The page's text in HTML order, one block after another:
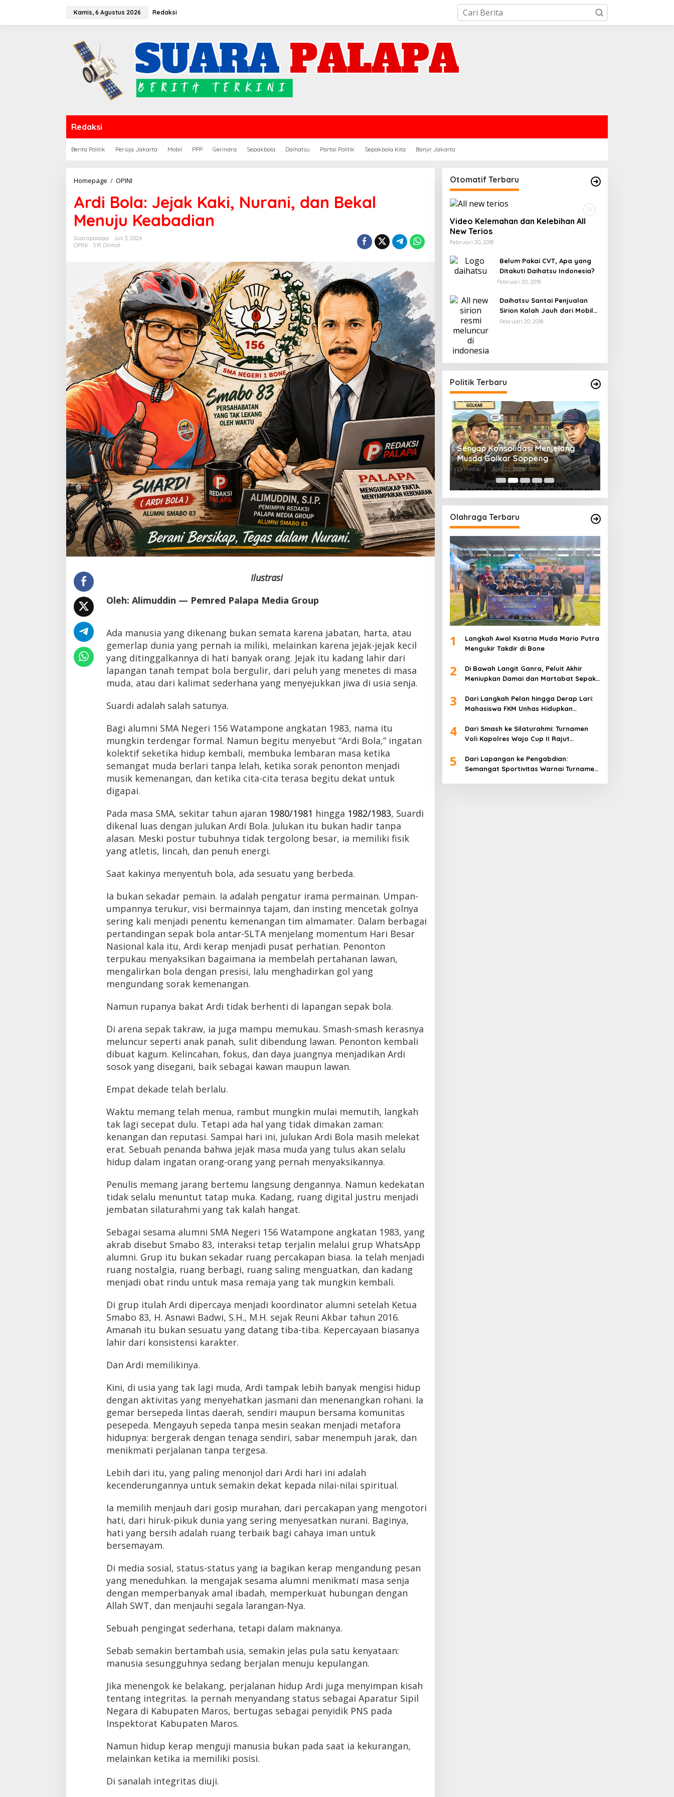
konten
Kamis, 6 Agustus 2026 Redaksi
Redaksi
Berita Politik Persija Jakarta Mobil PPP Gerindra Sepakbola Daihatsu Partai Politik Sepakbola Kita Banjir Jakarta
Homepage / OPINI
Jejak
Kaki,
Nurani,
Bekal
Ardi Bola: Jejak Kaki, Nurani, dan Bekal
Menuju Keabadian
Suarapalapa
Juli 3, 2026
OPINI
591 Dilihat
Ilustrasi
Oleh: Alimuddin — Pemred Palapa Media Group
Ada manusia yang dikenang bukan semata karena jabatan, harta, atau
gemerlap dunia yang pernah ia miliki, melainkan karena jejak-jejak kecil
yang ditinggalkannya di hati banyak orang. Jejak itu kadang lahir dari
lapangan tanah tempat bola bergulir, dari peluh yang menetes di masa
muda, atau dari kalimat sederhana yang menyejukkan jiwa di usia senja.
Suardi adalah salah satunya.
Bagi alumni SMA Negeri 156 Watampone angkatan 1983, nama itu
mungkin terdengar formal. Namun begitu menyebut “Ardi Bola,” ingatan
kolektif seketika hidup kembali, membuka lembaran masa ketika
semangat muda berlari tanpa lelah, ketika sorak penonton menjadi
musik kemenangan, dan ketika cita-cita terasa begitu dekat untuk
digapai.
Pada masa SMA, sekitar tahun ajaran 1980/1981 hingga 1982/1983, Suardi
dikenal luas dengan julukan Ardi Bola. Julukan itu bukan hadir tanpa
alasan. Meski postur tubuhnya tidak tergolong besar, ia memiliki fisik
yang atletis, lincah, dan penuh energi.
Saat kakinya menyentuh bola, ada sesuatu yang berbeda.
Ia bukan sekadar pemain. Ia adalah pengatur irama permainan. Umpan-
umpannya terukur, visi bermainnya tajam, dan insting mencetak golnya
sering kali menjadi penentu kemenangan tim almamater. Dalam berbagai
pertandingan sepak bola antar-SLTA menjelang momentum Hari Besar
Nasional kala itu, Ardi kerap menjadi pusat perhatian. Penonton
terpukau menyaksikan bagaimana ia membelah pertahanan lawan,
mengalirkan bola dengan presisi, lalu menghadirkan gol yang
mengundang sorak kemenangan.
Namun rupanya bakat Ardi tidak berhenti di lapangan sepak bola.
Di arena sepak takraw, ia juga mampu memukau. Smash-smash kerasnya
meluncur seperti anak panah, sulit dibendung lawan. Penonton kembali
dibuat kagum. Kelincahan, fokus, dan daya juangnya menjadikan Ardi
sosok yang disegani, baik sebagai kawan maupun lawan.
Empat dekade telah berlalu.
Waktu memang telah menua, rambut mungkin mulai memutih, langkah
tak lagi secepat dulu. Tetapi ada hal yang tidak dimakan zaman:
kenangan dan reputasi. Sampai hari ini, julukan Ardi Bola masih melekat
erat. Sebuah penanda bahwa jejak masa muda yang tulus akan selalu
hidup dalam ingatan orang-orang yang pernah menyaksikannya.
Penulis memang jarang bertemu langsung dengannya. Namun kedekatan
tidak selalu menuntut tatap muka. Kadang, ruang digital justru menjadi
jembatan silaturahmi yang tak kalah hangat.
Sebagai sesama alumni SMA Negeri 156 Watampone angkatan 1983, yang
akrab disebut Smabo 83, interaksi tetap terjalin melalui grup WhatsApp
alumni. Grup itu bukan sekadar ruang percakapan biasa. Ia telah menjadi
ruang nostalgia, ruang berbagi, ruang saling menguatkan, dan kadang
menjadi obat rindu untuk masa remaja yang tak mungkin kembali.
Di grup itulah Ardi dipercaya menjadi koordinator alumni setelah Ketua
Smabo 83, H. Asnawi Badwi, S.H., M.H. sejak Reuni Akbar tahun 2016.
Amanah itu bukan sesuatu yang datang tiba-tiba. Kepercayaan biasanya
lahir dari konsistensi karakter.
Dan Ardi memilikinya.
Kini, di usia yang tak lagi muda, Ardi tampak lebih banyak mengisi hidup
dengan aktivitas yang menyehatkan jasmani dan menenangkan rohani. Ia
gemar bersepeda lintas daerah, sendiri maupun bersama komunitas
pesepeda. Mengayuh sepeda tanpa mesin seakan menjadi metafora
hidupnya: bergerak dengan tenaga sendiri, sabar menempuh jarak, dan
menikmati perjalanan tanpa tergesa.
Lebih dari itu, yang paling menonjol dari Ardi hari ini adalah
kecenderungannya untuk semakin dekat kepada nilai-nilai spiritual.
Ia memilih menjauh dari gosip murahan, dari percakapan yang mengotori
hati, dari hiruk-pikuk dunia yang sering menyesatkan nurani. Baginya,
hati yang bersih adalah ruang terbaik bagi cahaya iman untuk
bersemayam.
Di media sosial, status-status yang ia bagikan kerap mengandung pesan
yang meneduhkan. Ia mengajak sesama alumni menikmati masa senja
dengan memperbanyak amal ibadah, memperkuat hubungan dengan
Allah SWT, dan menjauhi segala larangan-Nya.
Sebuah pengingat sederhana, tetapi dalam maknanya.
Sebab semakin bertambah usia, semakin jelas pula satu kenyataan:
manusia sesungguhnya sedang berjalan menuju kepulangan.
Jika menengok ke belakang, perjalanan hidup Ardi juga menyimpan kisah
tentang integritas. Ia pernah menyandang status sebagai Aparatur Sipil
Negara di Kabupaten Maros, bertugas sebagai penyidik PNS pada
Inspektorat Kabupaten Maros.
Namun hidup kerap menguji manusia bukan pada saat ia kekurangan,
melainkan ketika ia memiliki posisi.
Di sanalah integritas diuji.
Otomatif Terbaru
Video Kelemahan dan Kelebihan All
New Terios
Februari 20, 2018
Belum Pakai CVT, Apa yang
Ditakuti Daihatsu Indonesia?
Februari 20, 2018
Daihatsu Santai Penjualan
Sirion Kalah Jauh dari Mobil
LCGC
Februari 20, 2018
Politik Terbaru
Menanti Penerus Beringin di Bumi
Latemmamala
Di Politik | Juni 22, 2026
Senyap Konsolidasi Menjelang
Musda Golkar Soppeng
Di Politik | Juni 22, 2026
Olahraga Terbaru
1
Langkah Awal Ksatria Muda Mario Putra
Mengukir Takdir di Bone
2
Di Bawah Langit Ganra, Peluit Akhir
Meniupkan Damai dan Martabat Sepak
3
Dari Langkah Pelan hingga Derap Lari:
Mahasiswa FKM Unhas Hidupkan
4
Dari Smash ke Silaturahmi: Turnamen
Voli Kapolres Wajo Cup II Rajut
80
5
Dari Lapangan ke Pengabdian:
Semangat Sportivitas Warnai Turnamen